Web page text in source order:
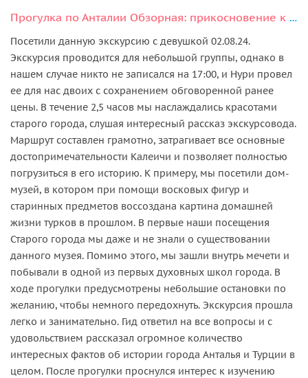
Прогулка по Анталии Обзорная: прикосновение к великой истории
Посетили данную экскурсию с девушкой 02.08.24.
Экскурсия проводится для небольшой группы, однако в
нашем случае никто не записался на 17:00, и Нури провел
ее для нас двоих с сохранением обговоренной ранее
цены. В течение 2,5 часов мы наслаждались красотами
старого города, слушая интересный рассказ экскурсовода.
Маршрут составлен грамотно, затрагивает все основные
достопримечательности Калеичи и позволяет полностью
погрузиться в его историю. К примеру, мы посетили дом-
музей, в котором при помощи восковых фигур и
старинных предметов воссоздана картина домашней
жизни турков в прошлом. В первые наши посещения
Старого города мы даже и не знали о существовании
данного музея. Помимо этого, мы зашли внутрь мечети и
побывали в одной из первых духовных школ города. В
ходе прогулки предусмотрены небольшие остановки по
желанию, чтобы немного передохнуть. Экскурсия прошла
легко и занимательно. Гид ответил на все вопросы и с
удовольствием рассказал огромное количество
интересных фактов об истории города Анталья и Турции в
целом. После прогулки проснулся интерес к изучению